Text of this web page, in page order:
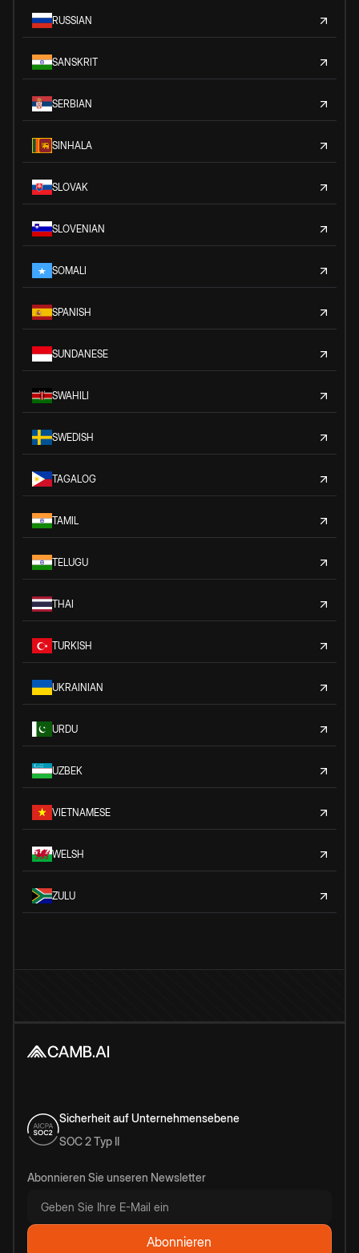
RUSSIAN
SANSKRIT
SERBIAN
SINHALA
SLOVAK
SLOVENIAN
SOMALI
SPANISH
SUNDANESE
SWAHILI
SWEDISH
TAGALOG
TAMIL
TELUGU
THAI
TURKISH
UKRAINIAN
URDU
UZBEK
VIETNAMESE
WELSH
ZULU
Sicherheit auf Unternehmensebene
SOC 2 Typ II
Abonnieren Sie unseren Newsletter